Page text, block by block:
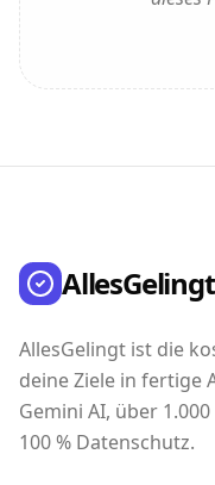
AllesGelingt ist die
deine Ziele in fertige
Gemini AI, über
100 % Datenschutz.